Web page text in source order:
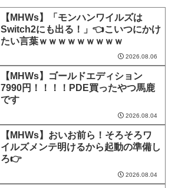
【MHWs】「モンハンワイルズは
Switch2にも出る！」👈こいつにかけ
たい言葉ｗｗｗｗｗｗｗｗｗ
2026.08.06
【MHWs】ゴールドエディション
7990円！！！！PDE買ったやつ馬鹿
です
2026.08.04
【MHWs】おいお前ら！そろそろワ
イルズメンテ明けるから起動の準備し
ろ👉
2026.08.04